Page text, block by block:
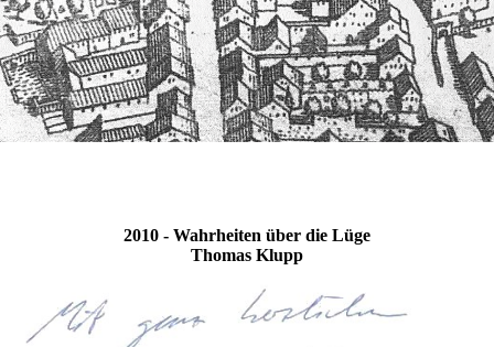
2010 - Wahrheiten über die Lüge
Thomas Klupp